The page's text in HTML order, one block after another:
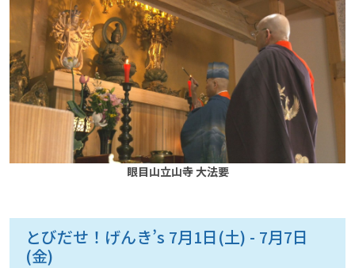
眼目山立山寺 大法要
とびだせ！げんき’s 7月1日(土) - 7月7日
(金)